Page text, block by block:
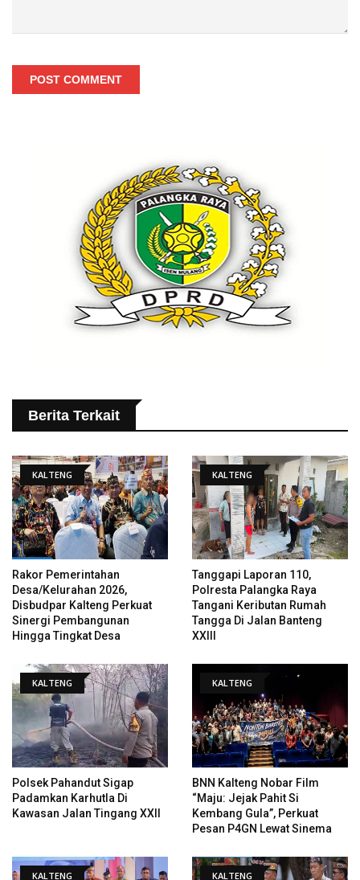
POST COMMENT
Berita Terkait
KALTENG
Rakor Pemerintahan
Desa/Kelurahan 2026,
Disbudpar Kalteng Perkuat
Sinergi Pembangunan
Hingga Tingkat Desa
KALTENG
Tanggapi Laporan 110,
Polresta Palangka Raya
Tangani Keributan Rumah
Tangga Di Jalan Banteng
XXIII
KALTENG
Polsek Pahandut Sigap
Padamkan Karhutla Di
Kawasan Jalan Tingang XXII
KALTENG
BNN Kalteng Nobar Film
“Maju: Jejak Pahit Si
Kembang Gula”, Perkuat
Pesan P4GN Lewat Sinema
KALTENG KALTENG